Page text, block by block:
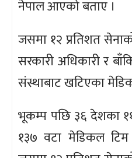
नेपाल आएको बताए ।
जसमा १२ प्रतिशत
सरकारी अधिकारी र
संस्थाबाट खटिएका
भूकम्प पछि ३६ देशका
१३७ वटा मेडिकल